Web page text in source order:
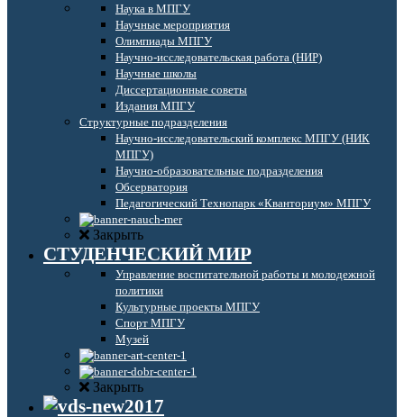
Наука в МПГУ
Научные мероприятия
Олимпиады МПГУ
Научно-исследовательская работа (НИР)
Научные школы
Диссертационные советы
Издания МПГУ
Структурные подразделения
Научно-исследовательский комплекс МПГУ (НИК
МПГУ)
Научно-образовательные подразделения
Обсерватория
Педагогический Технопарк «Кванториум» МПГУ
Закрыть
СТУДЕНЧЕСКИЙ МИР
Управление воспитательной работы и молодежной
политики
Культурные проекты МПГУ
Спорт МПГУ
Музей
Закрыть